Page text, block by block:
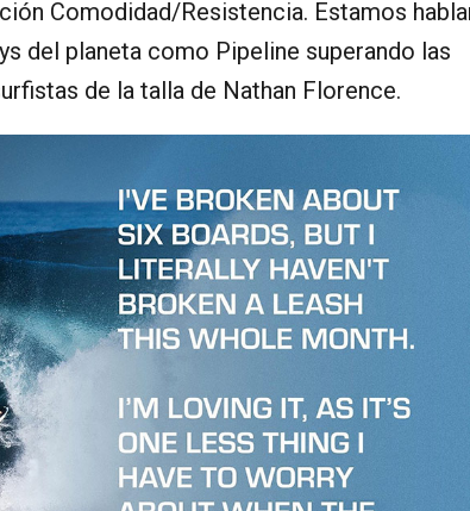
Comodidad/Resistencia. Estamos
del planeta como Pipeline superando las
de la talla de Nathan Florence.